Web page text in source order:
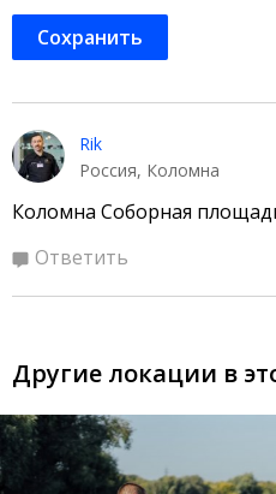
Rik
Россия, Коломна
Коломна Соборная
Ответить
Другие локации в